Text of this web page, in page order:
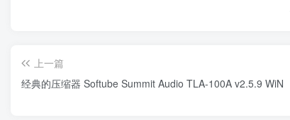
上一篇
经典的压缩器 Softube Summit Audio TLA-100A v2.5.9 WiN